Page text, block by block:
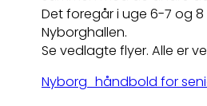
Det foregår i uge 6-7 og
Nyborghallen.
Se vedlagte flyer. Alle er
Nyborg_håndbold for